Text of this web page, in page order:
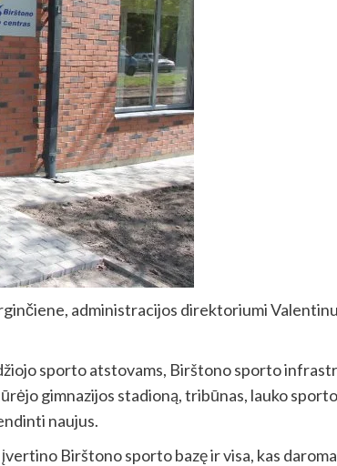
administracijos direktoriumi
sporto atstovams, Birštono sporto
gimnazijos stadioną, tribūnas, lauko
naujus.
įvertino Birštono sporto bazę ir visa, kas